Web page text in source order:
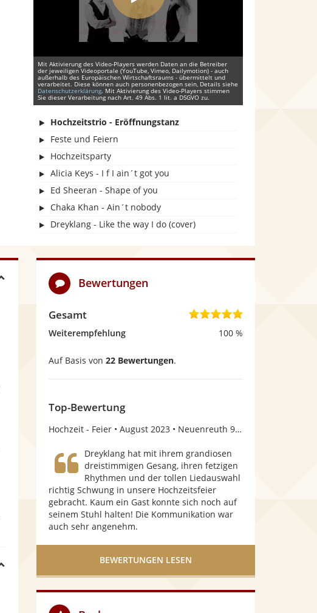
Mit Aktivierung des Video-Players werden Daten an die Betreiber
der jeweiligen Videoportale (YouTube, Vimeo, Dailymotion) - auch
außerhalb des Europäischen Wirtschaftsraums - übermittelt und
verarbeitet. Diese können auch personenbezogen sein, Details siehe
Datenschutzerklärung. Mit Aktivierung des Video-Players stimmen
Sie dieser Verarbeitung nach Art. 49 Abs. 1 lit. a DSGVO zu.
Hochzeitstrio - Eröffnungstanz
Feste und Feiern
Hochzeitsparty
Alicia Keys - I f I ain´t got you
Ed Sheeran - Shape of you
Chaka Khan - Ain´t nobody
Dreyklang - Like the way I do (cover)
Bewertungen
Gesamt
5
Weiterempfehlung 100 %
Auf Basis von 22 Bewertungen.
Top-Bewertung
Hochzeit - Feier August 2023 Neuenreuth 95473 Creußen
Dreyklang hat mit ihrem grandiosen
dreistimmigen Gesang, ihren fetzigen
Rhythmen und der tollen Liedauswahl
richtig Schwung in unsere Hochzeitsfeier
gebracht. Kaum ein Gast konnte sich noch auf
seinem Stuhl halten! Die Kommunikation war
auch sehr angenehm.
BEWERTUNGEN LESEN